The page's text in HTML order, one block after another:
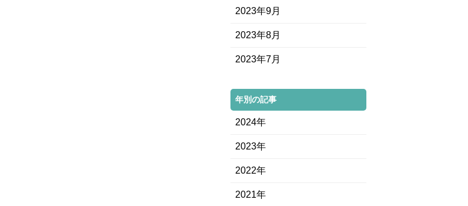
2023年9月
2023年8月
2023年7月
年別の記事
2024年
2023年
2022年
2021年